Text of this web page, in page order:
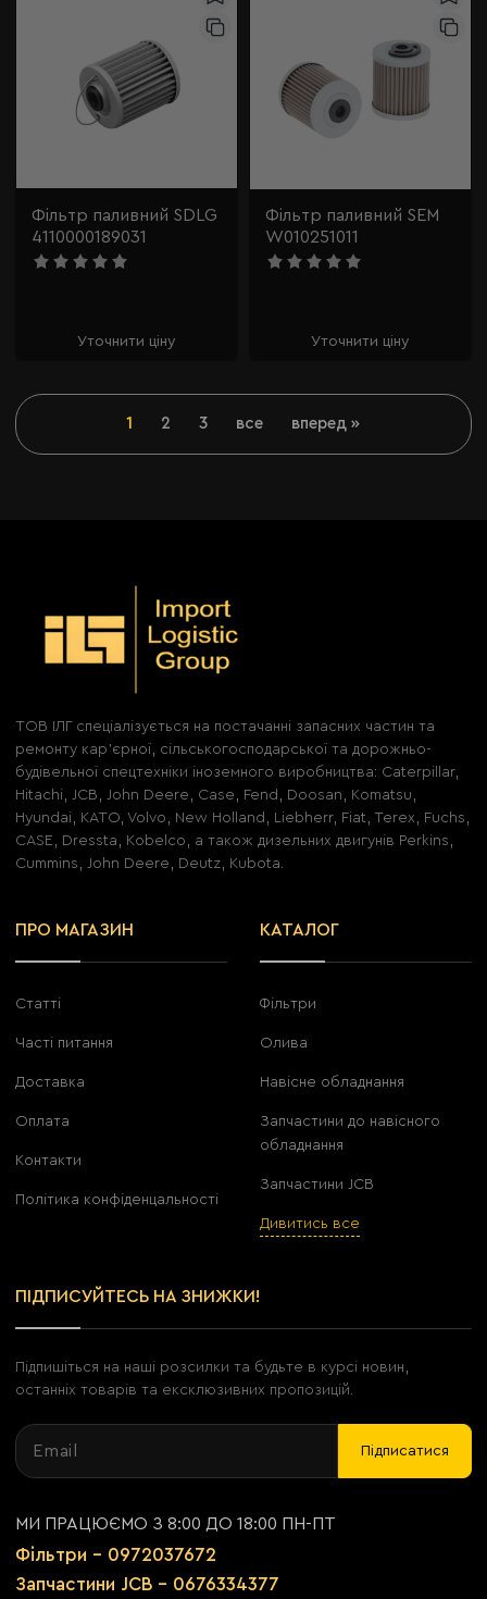
Фільтр паливний SDLG
4110000189031
Уточнити ціну
Фільтр паливний SEM
W010251011
Уточнити ціну
1 2 3 все вперед »
ТОВ ІЛГ спеціалізується на постачанні запасних частин та
ремонту кар'єрної, сільськогосподарської та дорожньо-
будівельної спецтехніки іноземного виробництва: Caterpillar,
Hitachi, JCB, John Deere, Case, Fend, Doosan, Komatsu,
Hyundai, KATO, Volvo, New Holland, Liebherr, Fiat, Terex, Fuchs,
CASE, Dressta, Kobelco, а також дизельних двигунів Perkins,
Cummins, John Deere, Deutz, Kubota.
ПРО МАГАЗИН
Статті
Часті питання
Доставка
Оплата
Контакти
Політика конфіденцальності
КАТАЛОГ
Фільтри
Олива
Навісне обладнання
Запчастини до навісного
обладнання
Запчастини JCB
Дивитись все
ПІДПИСУЙТЕСЬ НА ЗНИЖКИ!
Підпишіться на наші розсилки та будьте в курсі новин,
останніх товарів та ексклюзивних пропозицій.
Підписатися
МИ ПРАЦЮЄМО З 8:00 ДО 18:00 ПН-ПТ
Фільтри - 0972037672
Запчастини JCB - 0676334377